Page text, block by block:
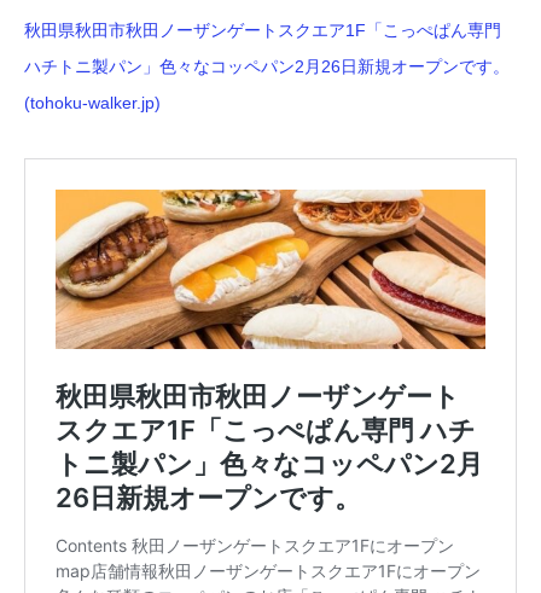
秋田県秋田市秋田ノーザンゲートスクエア1F「こっぺぱん専門
ハチトニ製パン」色々なコッペパン2月26日新規オープンです。
(tohoku-walker.jp)